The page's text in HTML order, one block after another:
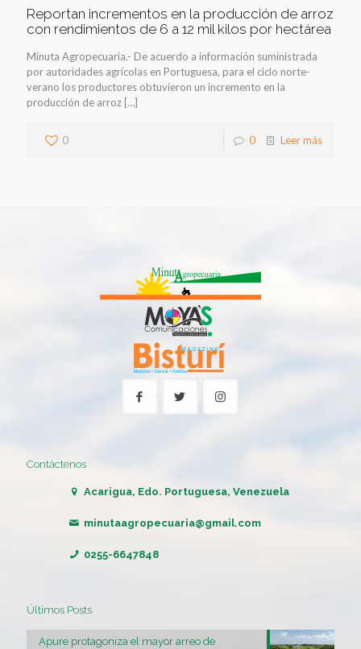
Reportan incrementos en la producción de arroz
con rendimientos de 6 a 12 mil kilos por hectárea
Minuta Agropecuaria.- De acuerdo a información suministrada
por autoridades agrícolas en Portuguesa, para el ciclo norte-
verano los productores obtuvieron un incremento en la
producción de arroz […]
0 0 Leer más
Contáctenos
Acarigua, Edo. Portuguesa, Venezuela
minutaagropecuaria@gmail.com
0255-6647848
Últimos Posts
Apure protagoniza el mayor arreo de